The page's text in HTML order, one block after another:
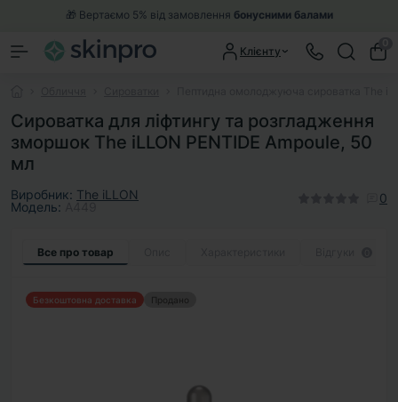
🎁 Вертаємо 5% від замовлення бонусними балами
Клієнту
Сироватка для ліфтингу та розгладження
зморшок The iLLON PENTIDE Ampoule, 50
мл
Виробник: The iLLON
Модель:
0
Все про товар
Безкоштовна доставка Продано